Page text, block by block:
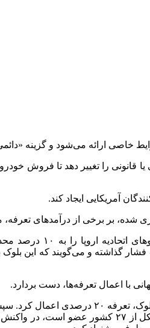
شرایط خاصی ارائه می‌شود و گزینه
قانونی را تغییر دهد تا فروش
آمریکایی ایجاد کند.
شده، بر برخی از درآمدهای تعرفه،
بر اساس گزارش رویترز، این روزنامه افزود: با
فشار گذاشته و می‌گویند که این
با اعمال تعرفه‌ها، دست بردارد.
ژوئیه به نصف کاهش داد و یک فرصت ۹۰ روزه برای مذاکرات برای دستیابی به یک توافق جامع تر